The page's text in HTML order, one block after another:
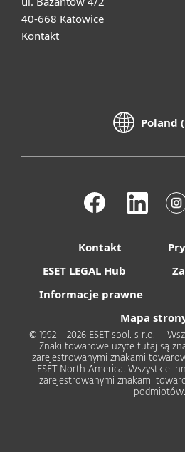
40-668 Katowice
Kontakt
Poland
Kontakt
ESET LEGAL Hub
Informacje prawne
Mapa
© 1992 - 2026 ESET spol. s r.o. –
Znaki towarowe użyte tutaj są
zarejestrowanymi znakami
ESET North America. Wszystkie
zarejestrowanymi znakami
podmiotów.